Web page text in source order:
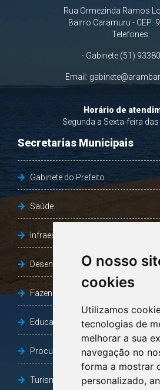
O nosso
cookies
Utilizamos
tecnologias de
melhorar a sua
navegação no
forma a mostrar
personalizado,
Rua Ormezinda Ramos
Bairro Caramuru - CEP:
Telefones:
- Gabinete (51)
Email:
Horário de
Segunda a Sexta-feira
Secretarias Municipais
Gabinete do Prefeito
Saúde
Infraestrutura, Agricultura e Meio
Desenvolvimento Social
Fazenda e Desenvolvimento
Educação
Procuradoria Geral do Município
Turismo, Desporto e Cultura